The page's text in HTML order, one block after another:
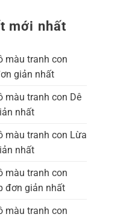
mới nhất
màu tranh con
giản nhất
màu tranh con Dê
nhất
màu tranh con Lừa
nhất
màu tranh con
đơn giản nhất
màu tranh con